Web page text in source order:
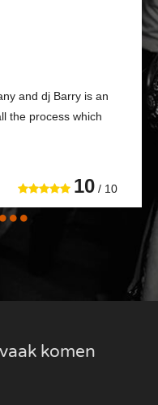
and dj Barry is an
the process which
10 / 10
komen